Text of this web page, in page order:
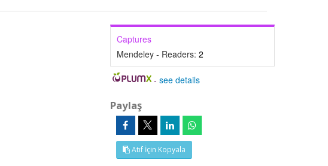
Captures
Mendeley - Readers: 2
-see details
Paylaş
Atıf İçin Kopyala